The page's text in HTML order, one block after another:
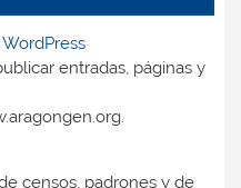
entradas, páginas y
censos, padrones y de